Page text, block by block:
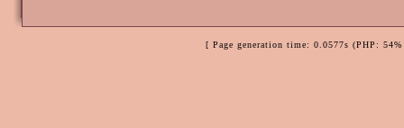
[ Page generation time: 0.0577s (PHP: